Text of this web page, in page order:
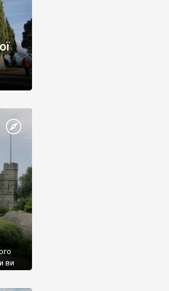
ви